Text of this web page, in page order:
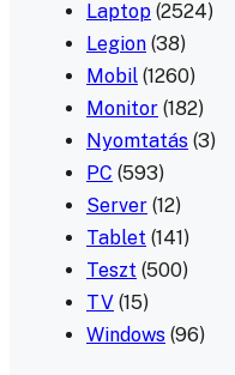
Laptop (2524)
Legion (38)
Mobil (1260)
Monitor (182)
Nyomtatás (3)
PC (593)
Server (12)
Tablet (141)
Teszt (500)
TV (15)
Windows (96)